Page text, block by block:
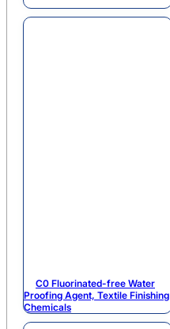
C0 Fluorinated-free Water
Proofing Agent, Textile Finishing
Chemicals